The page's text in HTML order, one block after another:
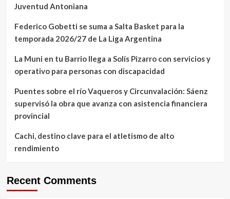
Juventud Antoniana
Federico Gobetti se suma a Salta Basket para la
temporada 2026/27 de La Liga Argentina
La Muni en tu Barrio llega a Solís Pizarro con servicios y
operativo para personas con discapacidad
Puentes sobre el río Vaqueros y Circunvalación: Sáenz
supervisó la obra que avanza con asistencia financiera
provincial
Cachi, destino clave para el atletismo de alto
rendimiento
Recent Comments